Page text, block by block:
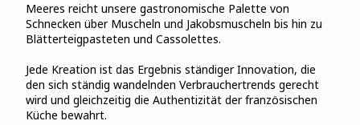
Meeres reicht unsere gastronomische Palette von
Schnecken über Muscheln und Jakobsmuscheln bis hin zu
Blätterteigpasteten und Cassolettes.
Jede Kreation ist das Ergebnis ständiger Innovation, die
den sich ständig wandelnden Verbrauchertrends gerecht
wird und gleichzeitig die Authentizität der französischen
Küche bewahrt.